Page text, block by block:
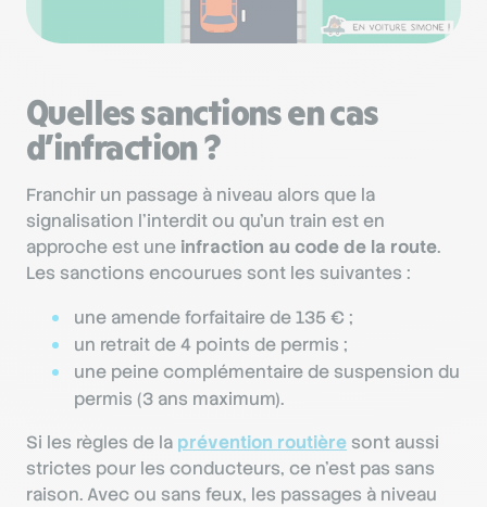
Quelles sanctions en cas
d’infraction ?
Franchir un passage à niveau alors que la
signalisation l’interdit ou qu’un train est en
approche est une infraction au code de la route.
Les sanctions encourues sont les suivantes :
une amende forfaitaire de 135 € ;
un retrait de 4 points de permis ;
une peine complémentaire de suspension du
permis (3 ans maximum).
Si les règles de la prévention routière sont aussi
strictes pour les conducteurs, ce n’est pas sans
raison. Avec ou sans feux, les passages à niveau